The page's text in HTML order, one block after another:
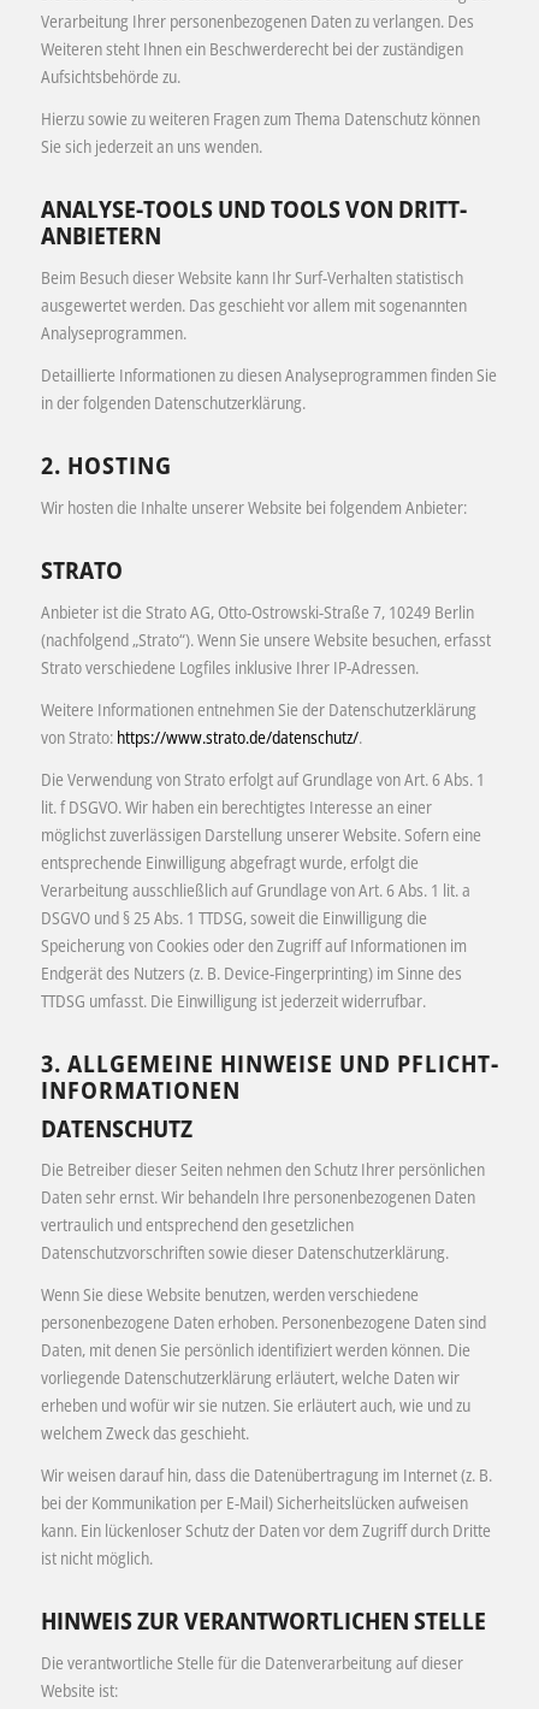
Verarbeitung Ihrer personenbezogenen Daten zu verlangen. Des
Weiteren steht Ihnen ein Beschwerderecht bei der zuständigen
Aufsichtsbehörde zu.
Hierzu sowie zu weiteren Fragen zum Thema Datenschutz können
Sie sich jederzeit an uns wenden.
ANALYSE-TOOLS UND TOOLS VON DRITT­
ANBIETERN
Beim Besuch dieser Website kann Ihr Surf-Verhalten statistisch
ausgewertet werden. Das geschieht vor allem mit sogenannten
Analyseprogrammen.
Detaillierte Informationen zu diesen Analyseprogrammen finden Sie
in der folgenden Datenschutzerklärung.
2. HOSTING
Wir hosten die Inhalte unserer Website bei folgendem Anbieter:
STRATO
Anbieter ist die Strato AG, Otto-Ostrowski-Straße 7, 10249 Berlin
(nachfolgend „Strato“). Wenn Sie unsere Website besuchen, erfasst
Strato verschiedene Logfiles inklusive Ihrer IP-Adressen.
Weitere Informationen entnehmen Sie der Datenschutzerklärung
von Strato: https://www.strato.de/datenschutz/.
Die Verwendung von Strato erfolgt auf Grundlage von Art. 6 Abs. 1
lit. f DSGVO. Wir haben ein berechtigtes Interesse an einer
möglichst zuverlässigen Darstellung unserer Website. Sofern eine
entsprechende Einwilligung abgefragt wurde, erfolgt die
Verarbeitung ausschließlich auf Grundlage von Art. 6 Abs. 1 lit. a
DSGVO und § 25 Abs. 1 TTDSG, soweit die Einwilligung die
Speicherung von Cookies oder den Zugriff auf Informationen im
Endgerät des Nutzers (z. B. Device-Fingerprinting) im Sinne des
TTDSG umfasst. Die Einwilligung ist jederzeit widerrufbar.
3. ALLGEMEINE HINWEISE UND PFLICHT­
INFORMATIONEN
DATENSCHUTZ
Die Betreiber dieser Seiten nehmen den Schutz Ihrer persönlichen
Daten sehr ernst. Wir behandeln Ihre personenbezogenen Daten
vertraulich und entsprechend den gesetzlichen
Datenschutzvorschriften sowie dieser Datenschutzerklärung.
Wenn Sie diese Website benutzen, werden verschiedene
personenbezogene Daten erhoben. Personenbezogene Daten sind
Daten, mit denen Sie persönlich identifiziert werden können. Die
vorliegende Datenschutzerklärung erläutert, welche Daten wir
erheben und wofür wir sie nutzen. Sie erläutert auch, wie und zu
welchem Zweck das geschieht.
Wir weisen darauf hin, dass die Datenübertragung im Internet (z. B.
bei der Kommunikation per E-Mail) Sicherheitslücken aufweisen
kann. Ein lückenloser Schutz der Daten vor dem Zugriff durch Dritte
ist nicht möglich.
HINWEIS ZUR VERANTWORTLICHEN STELLE
Die verantwortliche Stelle für die Datenverarbeitung auf dieser
Website ist: